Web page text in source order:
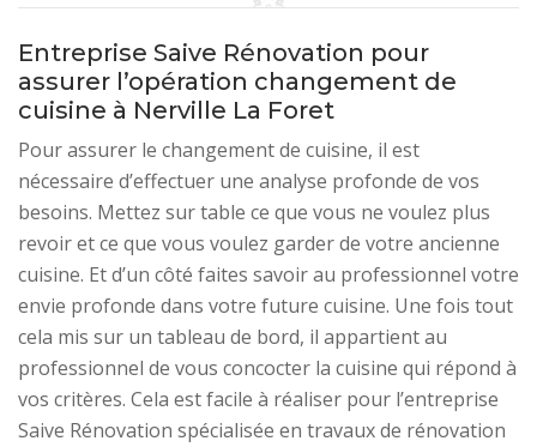
Entreprise Saive Rénovation pour
assurer l’opération changement de
cuisine à Nerville La Foret
Pour assurer le changement de cuisine, il est
nécessaire d’effectuer une analyse profonde de vos
besoins. Mettez sur table ce que vous ne voulez plus
revoir et ce que vous voulez garder de votre ancienne
cuisine. Et d’un côté faites savoir au professionnel votre
envie profonde dans votre future cuisine. Une fois tout
cela mis sur un tableau de bord, il appartient au
professionnel de vous concocter la cuisine qui répond à
vos critères. Cela est facile à réaliser pour l’entreprise
Saive Rénovation spécialisée en travaux de rénovation